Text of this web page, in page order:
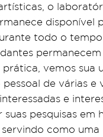
o
disponível
todo o
permanecem
prática, vemos sua
de várias e
e
suas pesquisas em
servindo como uma